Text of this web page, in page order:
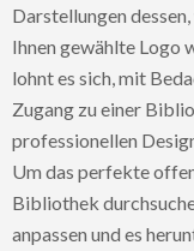
Darstellungen
Ihnen gewählte Logo
lohnt es sich, mit
Zugang zu einer
professionellen
Um das perfekte
Bibliothek
anpassen und es